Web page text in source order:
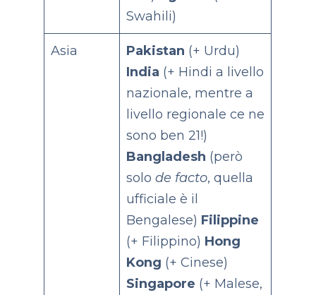
Swahili)
Asia Pakistan (+ Urdu)
India (+ Hindi a livello
nazionale, mentre a
livello regionale ce ne
sono ben 21!)
Bangladesh (però
solode facto, quella
ufficiale è il
Bengalese) Filippine
(+ Filippino) Hong
Kong (+ Cinese)
Singapore (+ Malese,